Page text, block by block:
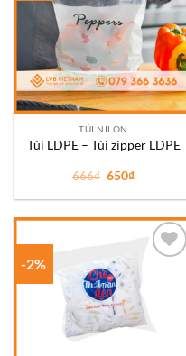
wishlist
TÚI NILON
Túi LDPE – Túi zipper LDPE
666₫ Giá
là:
650₫Giá
tại
650₫.
-2%